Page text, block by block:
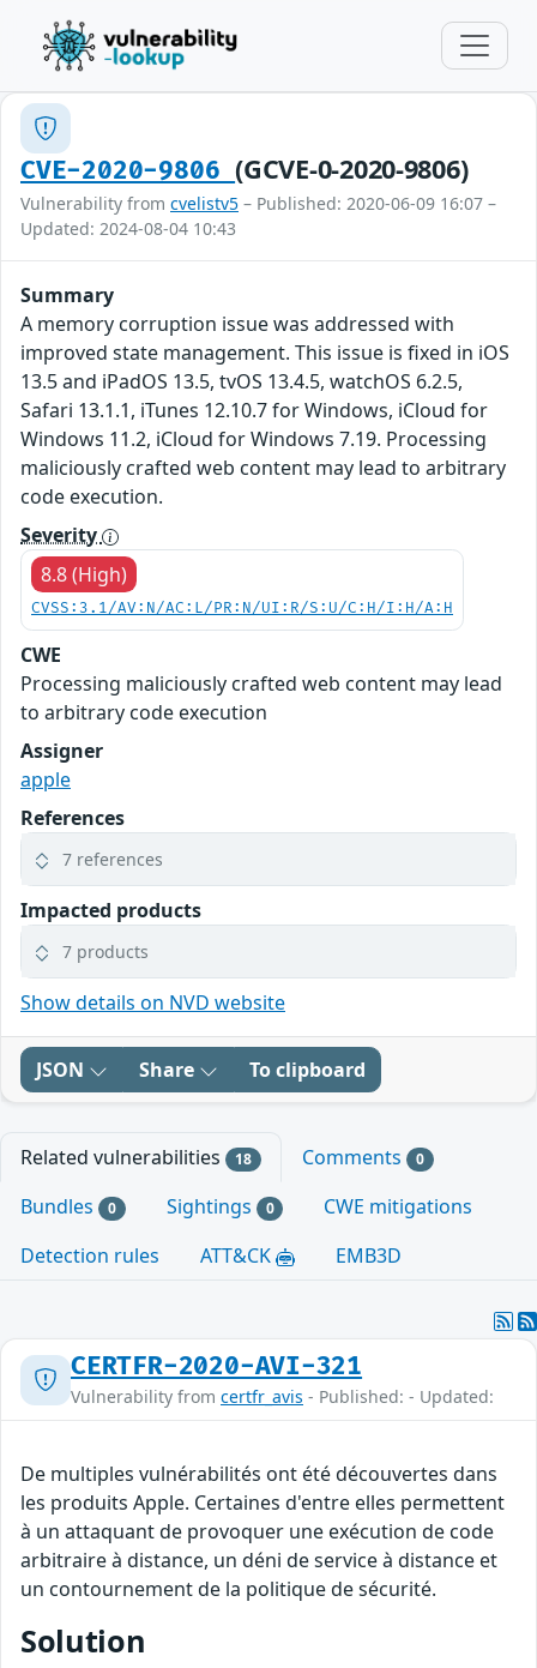
CVE-2020-9806(GCVE-0-2020-9806)
Vulnerability from cvelistv5 – Published: 2020-06-09 16:07 –
Updated: 2024-08-04 10:43
Summary
A memory corruption issue was addressed with
improved state management. This issue is fixed in iOS
13.5 and iPadOS 13.5, tvOS 13.4.5, watchOS 6.2.5,
Safari 13.1.1, iTunes 12.10.7 for Windows, iCloud for
Windows 11.2, iCloud for Windows 7.19. Processing
maliciously crafted web content may lead to arbitrary
code execution.
Severity
8.8 (High)
CVSS:3.1/AV:N/AC:L/PR:N/UI:R/S:U/C:H/I:H/A:H
CWE
Processing maliciously crafted web content may lead
to arbitrary code execution
Assigner
apple
References
7 references
Impacted products
7 products
Show details on NVD website
JSON Share To clipboard
Related vulnerabilities 18 Comments 0
Bundles 0 Sightings 0
CWE mitigations
Detection rules
ATT&CK EMB3D
CERTFR-2020-AVI-321
Vulnerability from certfr_avis - Published: - Updated:
De multiples vulnérabilités ont été découvertes dans
les produits Apple. Certaines d'entre elles permettent
à un attaquant de provoquer une exécution de code
arbitraire à distance, un déni de service à distance et
un contournement de la politique de sécurité.
Solution